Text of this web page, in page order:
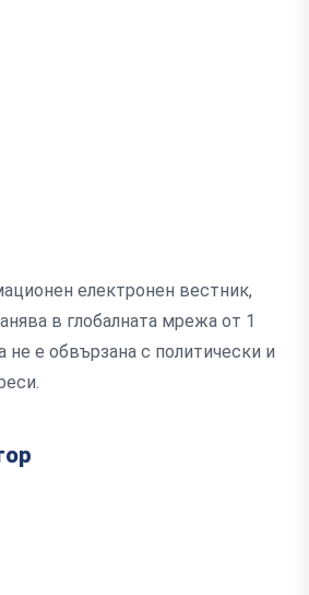
електронен вестник,
в глобалната мрежа от 1
е обвързана с политически и